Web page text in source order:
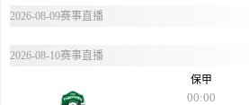
2026-08-09赛事直播
2026-08-10赛事直播
00:00
保甲